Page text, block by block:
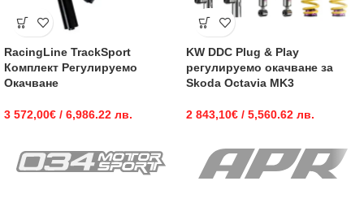
RacingLine TrackSport
Комплект Регулируемо
Окачване
3 572,00€ / 6,986.22 лв.
KW DDC Plug & Play
регулируемо окачване за
Skoda Octavia MK3
2 843,10€ / 5,560.62 лв.